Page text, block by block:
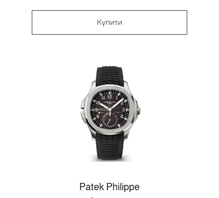
Купити
Patek Philippe